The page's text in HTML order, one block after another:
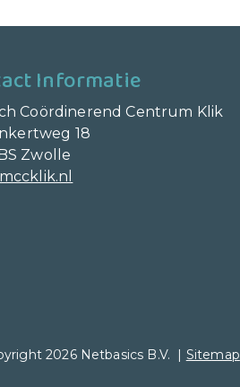
Informatie
Coördinerend Centrum Klik
18
Zwolle
2026 Netbasics B.V. | Sitemap